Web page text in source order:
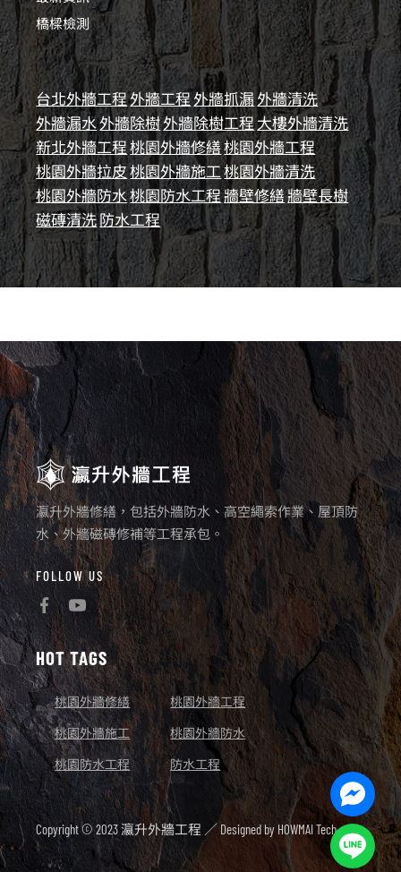
橋樑檢測
台北外牆工程外牆工程 外牆抓漏外牆清洗
外牆漏水外牆除樹外牆除樹工程 大樓外牆清洗
新北外牆工程桃園外牆修繕桃園外牆工程
桃園外牆拉皮桃園外牆施工桃園外牆清洗
桃園外牆防水桃園防水工程牆壁修繕牆壁長樹
磁磚清洗防水工程
瀛升外牆修繕，包括外牆防水、高空繩索作業、屋頂防
水、外牆磁磚修補等工程承包。
FOLLOW US
HOT TAGS
桃園外牆修繕 桃園外牆工程
桃園外牆施工 桃園外牆防水
桃園防水工程 防水工程
Copyright © 2023 瀛升外牆工程 ／ Designed by HOWMAI Tech.
Line